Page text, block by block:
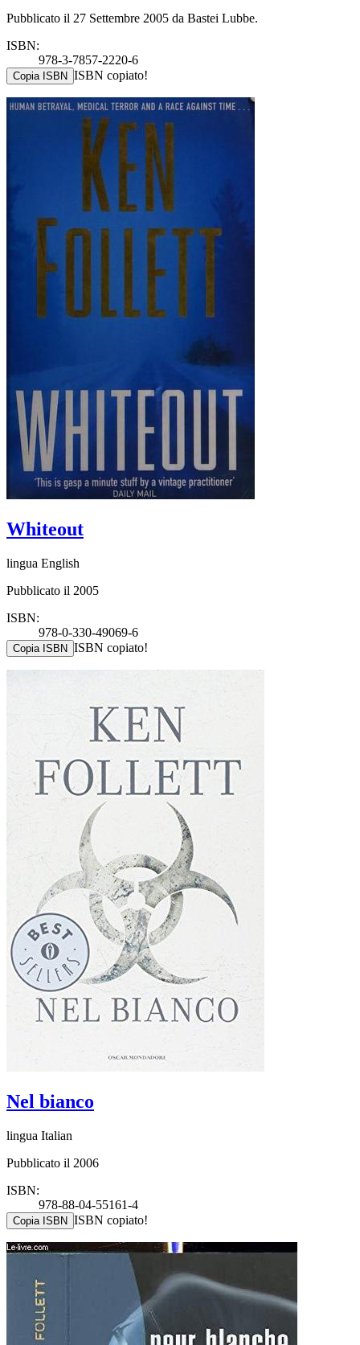
Pubblicato il 27 Settembre 2005 da Bastei Lubbe.
ISBN:
978-3-7857-2220-6
Copia ISBN ISBN copiato!
Whiteout
lingua English
Pubblicato il 2005
ISBN:
978-0-330-49069-6
Copia ISBN ISBN copiato!
Nel bianco
lingua Italian
Pubblicato il 2006
ISBN:
978-88-04-55161-4
Copia ISBN ISBN copiato!